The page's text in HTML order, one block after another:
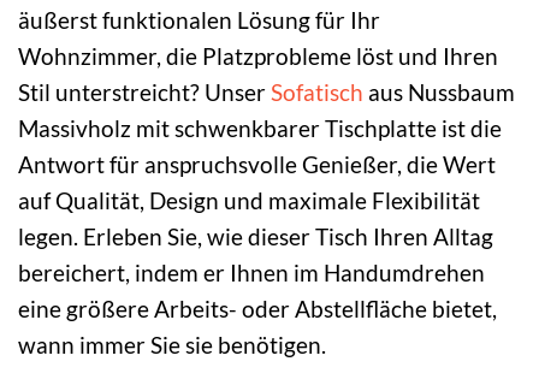
äußerst funktionalen Lösung für Ihr
Wohnzimmer, die Platzprobleme löst und Ihren
Stil unterstreicht? UnserSofatisch aus Nussbaum
Massivholz mit schwenkbarer Tischplatte ist die
Antwort für anspruchsvolle Genießer, die Wert
auf Qualität, Design und maximale Flexibilität
legen. Erleben Sie, wie dieser Tisch Ihren Alltag
bereichert, indem er Ihnen im Handumdrehen
eine größere Arbeits- oder Abstellfläche bietet,
wann immer Sie sie benötigen.